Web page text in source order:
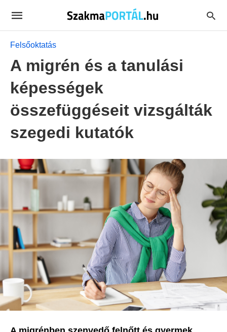
Felsőoktatás
A migrén és a tanulási
képességek
összefüggéseit vizsgálták
szegedi kutatók